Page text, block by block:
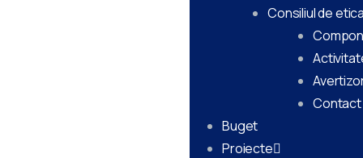
Consiliul de
Contact
Buget
Proiecte